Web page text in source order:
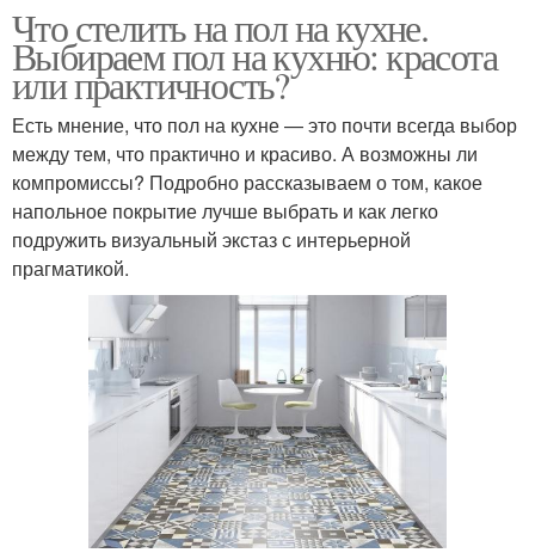
Что стелить на пол на кухне.
Выбираем пол на кухню: красота
или практичность?
Есть мнение, что пол на кухне — это почти всегда выбор
между тем, что практично и красиво. А возможны ли
компромиссы? Подробно рассказываем о том, какое
напольное покрытие лучше выбрать и как легко
подружить визуальный экстаз с интерьерной
прагматикой.